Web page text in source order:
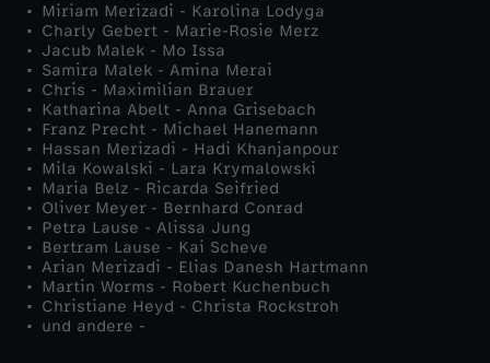
w
i
s
c
h
e
n
Miriam Merizadi - Karolina Lodyga
Charly Gebert - Marie-Rosie Merz
Jacub Malek - Mo Issa
Samira Malek - Amina Merai
Chris - Maximilian Brauer
Katharina Abelt - Anna Grisebach
Franz Precht - Michael Hanemann
Hassan Merizadi - Hadi Khanjanpour
Mila Kowalski - Lara Krymalowski
Maria Belz - Ricarda Seifried
Oliver Meyer - Bernhard Conrad
Petra Lause - Alissa Jung
Bertram Lause - Kai Scheve
Arian Merizadi - Elias Danesh Hartmann
Martin Worms - Robert Kuchenbuch
Christiane Heyd - Christa Rockstroh
und andere -